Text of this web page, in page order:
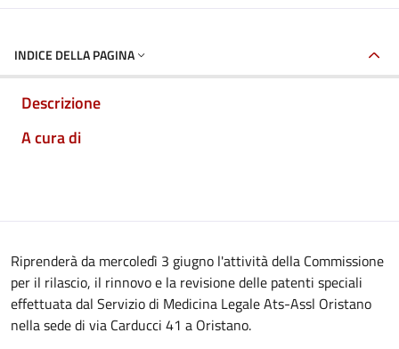
INDICE DELLA PAGINA
Descrizione
A cura di
Riprenderà da mercoledì 3 giugno l'attività della Commissione
per il rilascio, il rinnovo e la revisione delle patenti speciali
effettuata dal Servizio di Medicina Legale Ats-Assl Oristano
nella sede di via Carducci 41 a Oristano.